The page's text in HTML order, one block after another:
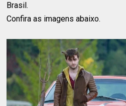
Brasil.
Confira as imagens abaixo.